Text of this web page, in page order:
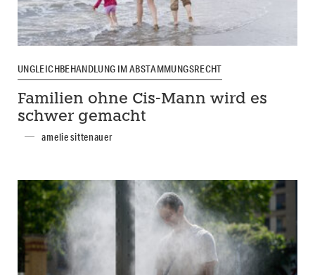
UNGLEICHBEHANDLUNG IM ABSTAMMUNGSRECHT
Familien ohne Cis-Mann wird es
schwer gemacht
amelie sittenauer